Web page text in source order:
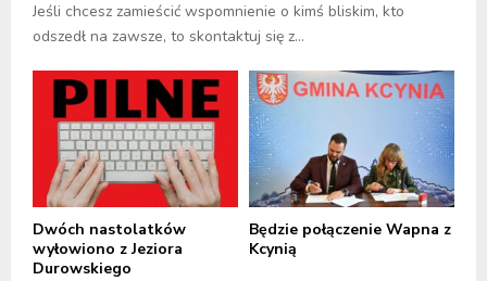
Jeśli chcesz zamieścić wspomnienie o kimś bliskim, kto
odszedł na zawsze, to skontaktuj się z...
Dwóch nastolatków
wyłowiono z Jeziora
Durowskiego
Będzie połączenie Wapna z
Kcynią